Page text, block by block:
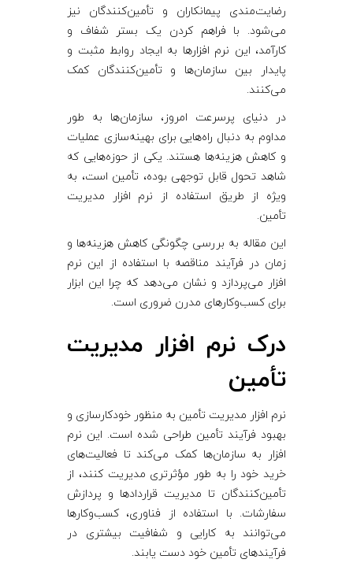
رضایت‌مندی پیمانکاران و تأمین‌کنندگان نیز
می‌شود. با فراهم کردن یک بستر شفاف و
کارآمد، این نرم ‌افزارها به ایجاد روابط مثبت و
پایدار بین سازمان‌ها و تأمین‌کنندگان کمک
می‌کنند.
در دنیای پرسرعت امروز، سازمان‌ها به طور
مداوم به دنبال راه‌هایی برای بهینه‌سازی عملیات
و کاهش هزینه‌ها هستند. یکی از حوزه‌هایی که
شاهد تحول قابل توجهی بوده، تأمین است، به
ویژه از طریق استفاده از نرم ‌افزار مدیریت
تأمین.
این مقاله به بررسی چگونگی کاهش هزینه‌ها و
زمان در فرآیند مناقصه با استفاده از این نرم
‌افزار می‌پردازد و نشان می‌دهد که چرا این ابزار
برای کسب‌وکارهای مدرن ضروری است.
درک نرم ‌افزار مدیریت
تأمین
نرم ‌افزار مدیریت تأمین به منظور خودکارسازی و
بهبود فرآیند تأمین طراحی شده است. این نرم
‌افزار به سازمان‌ها کمک می‌کند تا فعالیت‌های
خرید خود را به طور مؤثرتری مدیریت کنند، از
تأمین‌کنندگان تا مدیریت قراردادها و پردازش
سفارشات. با استفاده از فناوری، کسب‌وکارها
می‌توانند به کارایی و شفافیت بیشتری در
فرآیندهای تأمین خود دست یابند.